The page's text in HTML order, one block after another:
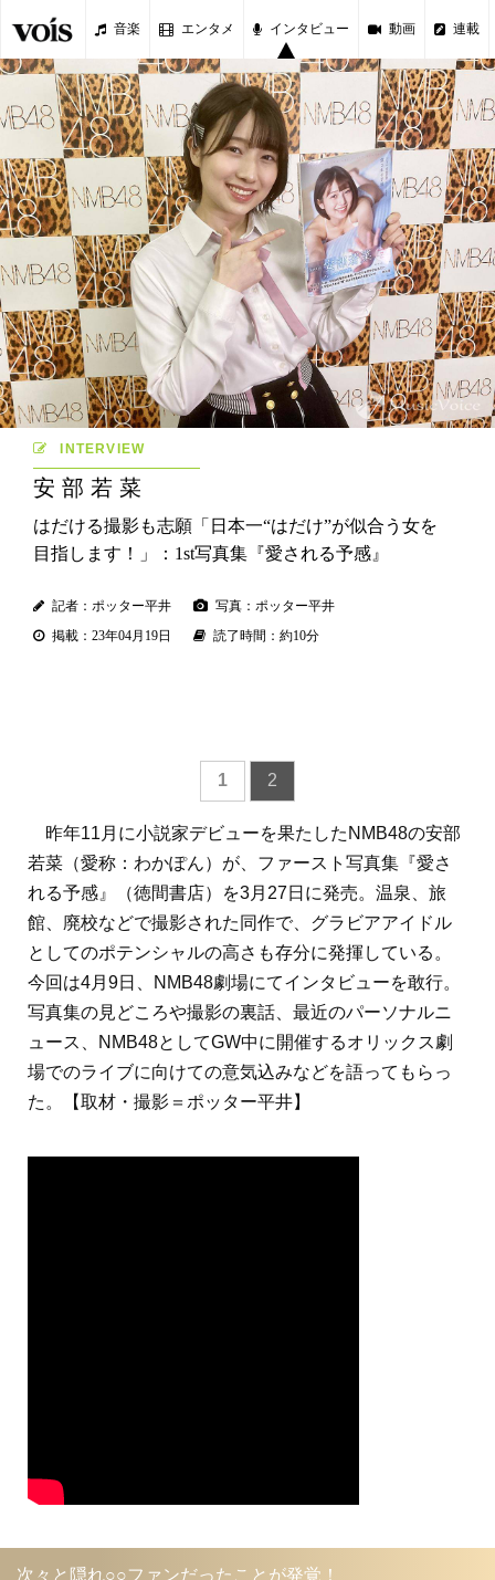
音楽 エンタメ インタビュー 動画 連載
INTERVIEW
安部若菜
はだける撮影も志願「日本一“はだけ”が似合う女を
目指します！」：1st写真集『愛される予感』
記者：ポッター平井
写真：ポッター平井
掲載：23年04月19日
読了時間：約10分
1 2
昨年11月に小説家デビューを果たしたNMB48の安部
若菜（愛称：わかぽん）が、ファースト写真集『愛さ
れる予感』（徳間書店）を3月27日に発売。温泉、旅
館、廃校などで撮影された同作で、グラビアアイドル
としてのポテンシャルの高さも存分に発揮している。
今回は4月9日、NMB48劇場にてインタビューを敢行。
写真集の見どころや撮影の裏話、最近のパーソナルニ
ュース、NMB48としてGW中に開催するオリックス劇
場でのライブに向けての意気込みなどを語ってもらっ
た。【取材・撮影＝ポッター平井】
次々と隠れ○○ファンだったことが発覚！